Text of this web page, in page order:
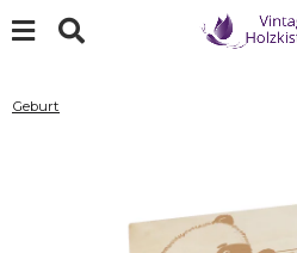
Geburt